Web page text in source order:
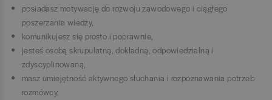
posiadasz motywację do rozwoju zawodowego i ciągłego
poszerzania wiedzy,
komunikujesz się prosto i poprawnie,
jesteś osobą skrupulatną, dokładną, odpowiedzialną i
zdyscyplinowaną,
masz umiejętność aktywnego słuchania i rozpoznawania potrzeb
rozmówcy,